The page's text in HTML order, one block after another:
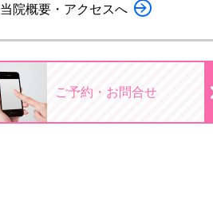
当院概要・アクセスへ
ご予約・お問合せ